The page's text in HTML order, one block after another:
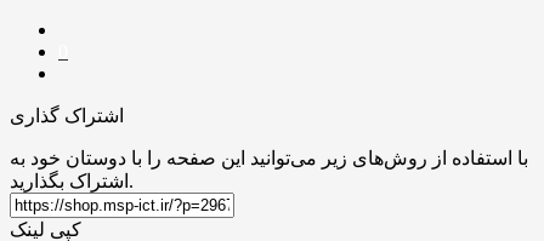
اشتراک گذاری
با استفاده از روش‌های زیر می‌توانید این صفحه را با دوستان خود به
اشتراک بگذارید.
کپی لینک